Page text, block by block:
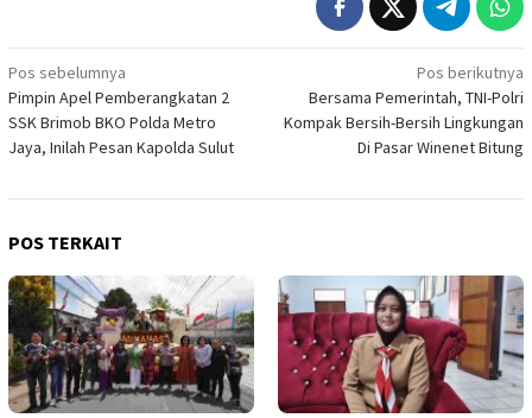
Navigasi
pos
Pos sebelumnya
Pimpin Apel Pemberangkatan 2
SSK Brimob BKO Polda Metro
Jaya, Inilah Pesan Kapolda Sulut
Pos berikutnya
Bersama Pemerintah, TNI-Polri
Kompak Bersih-Bersih Lingkungan
Di Pasar Winenet Bitung
POS TERKAIT